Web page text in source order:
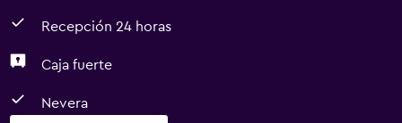
Recepción 24 horas
Caja fuerte
Nevera